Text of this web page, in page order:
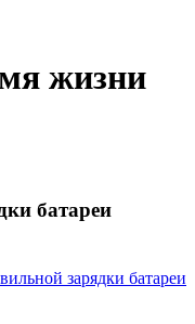
жизни
батареи
зарядки батареи